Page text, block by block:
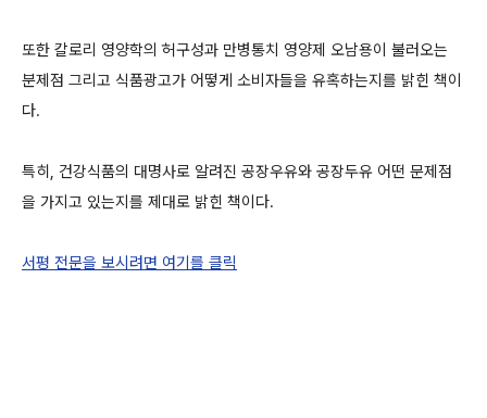
또한 칼로리 영양학의 허구성과 만병통치 영양제 오남용이 불러오는
분제점 그리고 식품광고가 어떻게 소비자들을 유혹하는지를 밝힌 책이
다.
특히, 건강식품의 대명사로 알려진 공장우유와 공장두유 어떤 문제점
을 가지고 있는지를 제대로 밝힌 책이다.
서평 전문을 보시려면 여기를 클릭